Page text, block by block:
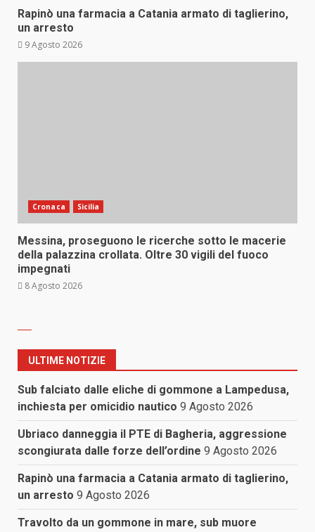
Rapinò una farmacia a Catania armato di taglierino,
un arresto
9 Agosto 2026
Cronaca Sicilia
Messina, proseguono le ricerche sotto le macerie
della palazzina crollata. Oltre 30 vigili del fuoco
impegnati
8 Agosto 2026
ULTIME NOTIZIE
Sub falciato dalle eliche di gommone a Lampedusa,
inchiesta per omicidio nautico 9 Agosto 2026
Ubriaco danneggia il PTE di Bagheria, aggressione
scongiurata dalle forze dell’ordine 9 Agosto 2026
Rapinò una farmacia a Catania armato di taglierino,
un arresto 9 Agosto 2026
Travolto da un gommone in mare, sub muore